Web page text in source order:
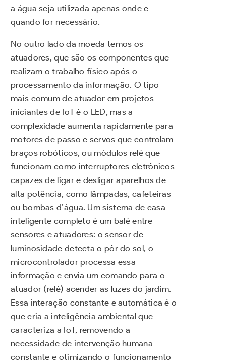
a água seja utilizada apenas onde e
quando for necessário.
No outro lado da moeda temos os
atuadores, que são os componentes que
realizam o trabalho físico após o
processamento da informação. O tipo
mais comum de atuador em projetos
iniciantes de IoT é o LED, mas a
complexidade aumenta rapidamente para
motores de passo e servos que controlam
braços robóticos, ou módulos relé que
funcionam como interruptores eletrônicos
capazes de ligar e desligar aparelhos de
alta potência, como lâmpadas, cafeteiras
ou bombas d’água. Um sistema de casa
inteligente completo é um balé entre
sensores e atuadores: o sensor de
luminosidade detecta o pôr do sol, o
microcontrolador processa essa
informação e envia um comando para o
atuador (relé) acender as luzes do jardim.
Essa interação constante e automática é o
que cria a inteligência ambiental que
caracteriza a IoT, removendo a
necessidade de intervenção humana
constante e otimizando o funcionamento